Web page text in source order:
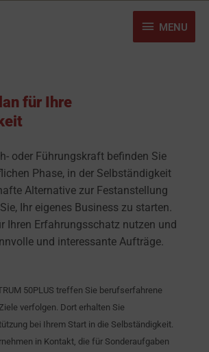
MENU
MENU
für Ihre
oder Führungskraft befinden Sie
Phase, in der Selbständigkeit
Alternative zur Festanstellung
Ihr eigenes Business zu starten.
Ihren Erfahrungsschatz nutzen und
und interessante Aufträge.
50PLUS treffen Sie berufserfahrene
verfolgen. Dort erhalten Sie
bei Ihrem Start in die Selbständigkeit.
in Kontakt, die für Sonderaufgaben